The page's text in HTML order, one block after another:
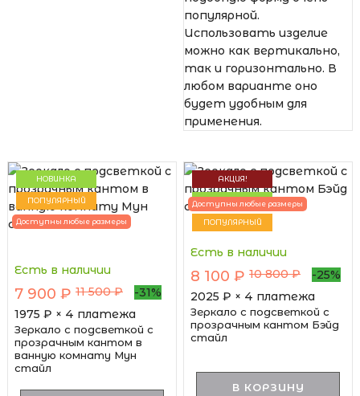
популярной.
Использовать изделие
можно как вертикально,
так и горизонтально. В
любом варианте оно
будет удобным для
применения.
НОВИНКА
ПОПУЛЯРНЫЙ
Доступны любые размеры
Есть в наличии
7 900 ₽ 11 500 ₽
-31%
1975 ₽ × 4 платежа
Зеркало с подсветкой с
прозрачным кантом в
ванную комнату Мун
стайл
АКЦИЯ!
НОВИНКА
ПОПУЛЯРНЫЙ
Доступны любые размеры
Есть в наличии
8 100 ₽ 10 800 ₽
-25%
2025 ₽ × 4 платежа
Зеркало с подсветкой с
прозрачным кантом Бэйд
стайл
В КОРЗИНУ